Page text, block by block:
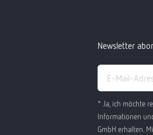
Newsletter
* Ja, ich möchte
Informationen
GmbH erhalten.